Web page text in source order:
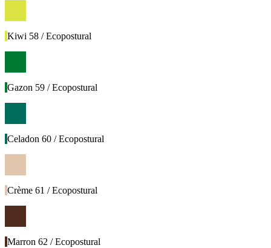
Kiwi 58 / Ecopostural
Gazon 59 / Ecopostural
Celadon 60 / Ecopostural
Crème 61 / Ecopostural
Marron 62 / Ecopostural